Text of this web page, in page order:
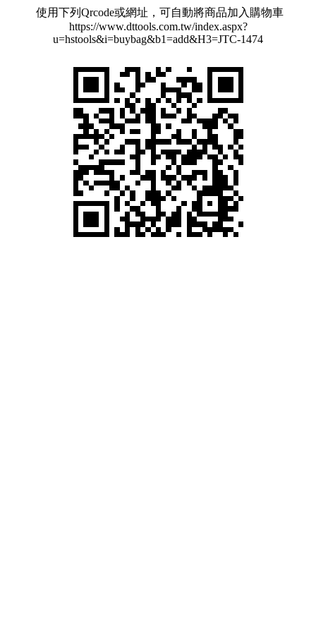
使用下列Qrcode或網址，可自動將商品加入購物車
https://www.dttools.com.tw/index.aspx?
u=hstools&i=buybag&b1=add&H3=JTC-1474